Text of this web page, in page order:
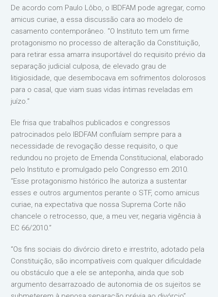
De acordo com Paulo Lôbo, o IBDFAM pode agregar, como
amicus curiae, a essa discussão cara ao modelo de
casamento contemporâneo. “O Instituto tem um firme
protagonismo no processo de alteração da Constituição,
para retirar essa amarra insuportável do requisito prévio da
separação judicial culposa, de elevado grau de
litigiosidade, que desembocava em sofrimentos dolorosos
para o casal, que viam suas vidas íntimas reveladas em
juízo.”
Ele frisa que trabalhos publicados e congressos
patrocinados pelo IBDFAM confluíam sempre para a
necessidade de revogação desse requisito, o que
redundou no projeto de Emenda Constitucional, elaborado
pelo Instituto e promulgado pelo Congresso em 2010.
“Esse protagonismo histórico lhe autoriza a sustentar
esses e outros argumentos perante o STF, como amicus
curiae, na expectativa que nossa Suprema Corte não
chancele o retrocesso, que, a meu ver, negaria vigência à
EC 66/2010.”
“Os fins sociais do divórcio direto e irrestrito, adotado pela
Constituição, são incompatíveis com qualquer dificuldade
ou obstáculo que a ele se anteponha, ainda que sob
argumento desarrazoado de autonomia de os sujeitos se